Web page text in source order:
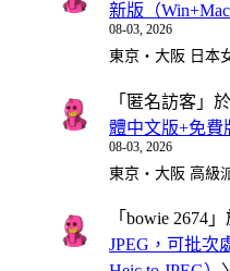
新版（Win+Mac
08-03, 2026
東京・大阪 日本
「 匿名訪客 」
體中文版+免費
08-03, 2026
東京・大阪 高級
「 bowie 2674
JPEG，可批次